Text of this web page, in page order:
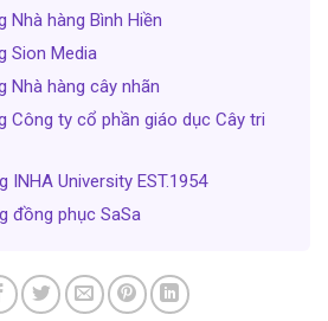
Nhà hàng Bình Hiền
Sion Media
Nhà hàng cây nhãn
Công ty cổ phần giáo dục Cây tri
INHA University EST.1954
đồng phục SaSa